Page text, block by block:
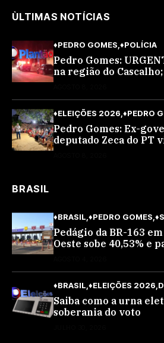
ÙLTIMAS NOTÍCIAS
♦PEDRO GOMES ♦POLÍCIA
Pedro Gomes:
na região do
♦ELEIÇÕES 2026 ♦PEDRO
Pedro Gomes: Ex-
deputado Zeca do PT
BRASIL
♦BRASIL ♦PEDRO GOMES
Pedágio da BR-163
Oeste sobe 40,53% e
♦BRASIL ♦ELEIÇÕES 2026
Saiba como a urna
soberania do voto